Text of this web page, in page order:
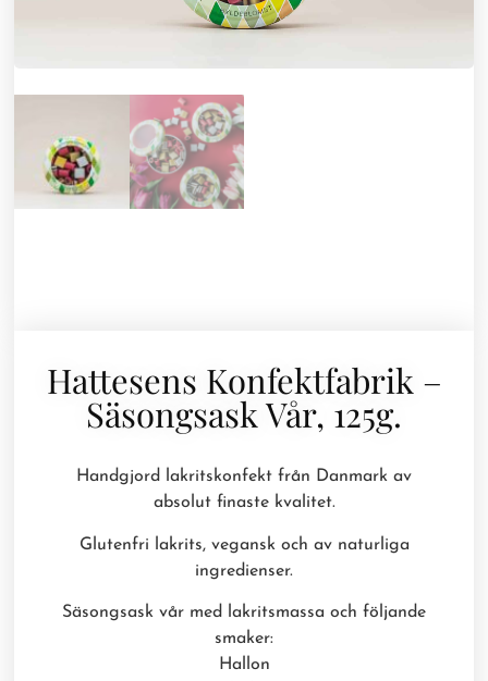
Hattesens Konfektfabrik –
Säsongsask Vår, 125g.
Handgjord lakritskonfekt från Danmark av
absolut finaste kvalitet.
Glutenfri lakrits, vegansk och av naturliga
ingredienser.
Säsongsask vår med lakritsmassa och följande
smaker:
Hallon